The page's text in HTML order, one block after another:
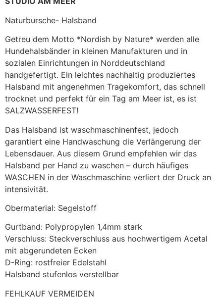
Naturbursche- Halsband
Getreu dem Motto *Nordish by Nature* werden alle
Hundehalsbänder in kleinen Manufakturen und in
sozialen Einrichtungen in Norddeutschland
handgefertigt. Ein leichtes nachhaltig produziertes
Halsband mit angenehmen Tragekomfort, das schnell
trocknet und perfekt für ein Tag am Meer ist, es ist
SALZWASSERFEST!
Das Halsband ist waschmaschinenfest, jedoch
garantiert eine Handwaschung die Verlängerung der
Lebensdauer. Aus diesem Grund empfehlen wir das
Halsband per Hand zu waschen – durch häufiges
WASCHEN in der Waschmaschine verliert der Druck an
intensivität.
Obermaterial: Segelstoff
Gurtband: Polypropylen 1,4mm stark
Verschluss: Steckverschluss aus hochwertigem Acetal
mit abgerundeten Ecken
D-Ring: rostfreier Edelstahl
Halsband stufenlos verstellbar
FEHLKAUF VERMEIDEN